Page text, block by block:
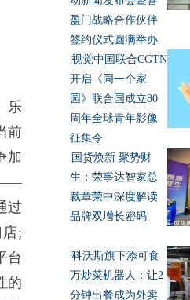
乐
前
加
——
过
;
台
的
盈门战略合作伙伴
签约仪式圆满举办
视觉中国联合CGTN
开启《同一个家
园》联合国成立80
周年全球青年影像
征集令
国货焕新 聚势财
生：荣事达智家总
裁章荣中深度解读
品牌双增长密码
科沃斯旗下添可食
万炒菜机器人：让2
分钟出餐成为外卖